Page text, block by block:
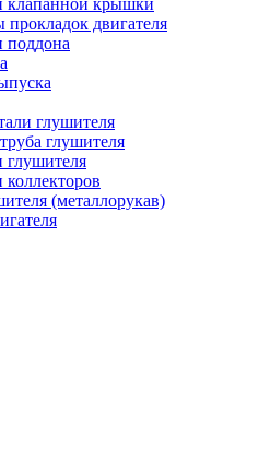
клапанной крышки
двигателя
поддона
глушителя
глушителя
глушителя
(металлорукав)